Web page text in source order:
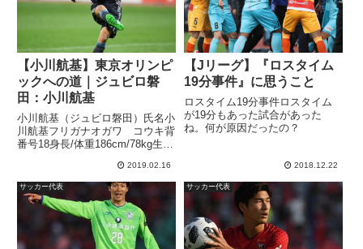
【小川航基】東京オリンピ
ックへの道｜ジュビロ磐
田：小川航基
小川航基（ジュビロ磐田）氏名小
川航基フリガナオガワ コウキ背
番号18身長/体重186cm/78kg生年
地神奈川桐光学園高校からジュビ
ロ磐田へ2016年に入団した「小
川航基」選手。1年目はプロの壁
にぶち当た...
2019.02.16
【Jリーグ】『ロスタイム
19分事件』に思うこと
ロスタイム19分事件ロスタイム
が19分もあった試合があった
ね。何が原因だったの？
2018.12.22
サッカー代表 サッカー代表